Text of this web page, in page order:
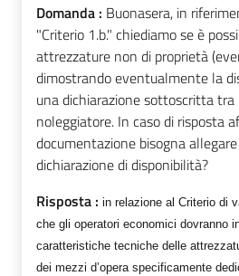
Domanda : Buonasera, in
"Criterio 1.b." chiediamo se è
attrezzature non di proprietà
dimostrando eventualmente la
una dichiarazione sottoscritta tra
noleggiatore. In caso di risposta
documentazione bisogna
dichiarazione di disponibilità?
Risposta : in relazione al Criterio di
che gli operatori economici dovranno
caratteristiche tecniche delle
dei mezzi d’opera specificamente